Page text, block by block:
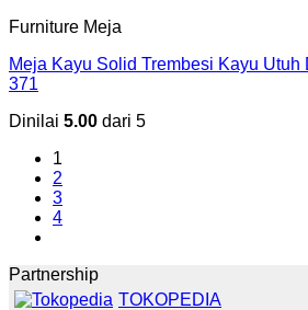
Furniture Meja
Meja Kayu Solid Trembesi Kayu
371
Dinilai 5.00 dari 5
1
2
3
4
Partnership
TOKOPEDIA